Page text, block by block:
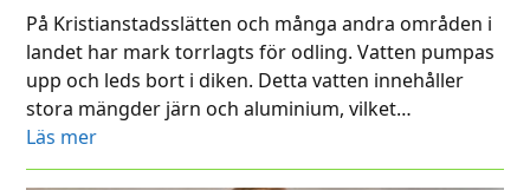
På Kristianstadsslätten och många andra områden i
landet har mark torrlagts för odling. Vatten pumpas
upp och leds bort i diken. Detta vatten innehåller
stora mängder järn och aluminium, vilket…
Läs mer